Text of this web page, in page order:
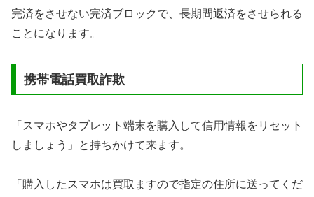
完済をさせない完済ブロックで、長期間返済をさせられる
ことになります。
携帯電話買取詐欺
「スマホやタブレット端末を購入して信用情報をリセット
しましょう」と持ちかけて来ます。
「購入したスマホは買取ますので指定の住所に送ってくだ